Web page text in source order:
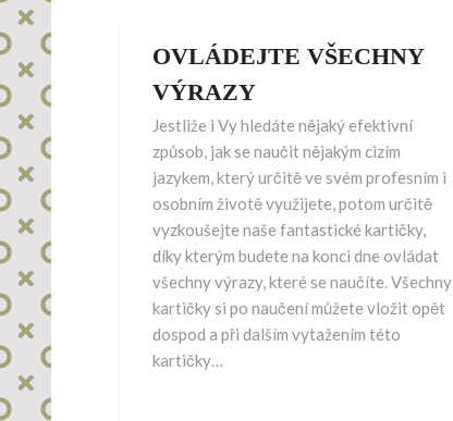
OVLÁDEJTE VŠECHNY
VÝRAZY
Jestliže i Vy hledáte nějaký efektivní
způsob, jak se naučit nějakým cizím
jazykem, který určitě ve svém profesním i
osobním životě využijete, potom určitě
vyzkoušejte naše fantastické kartičky,
díky kterým budete na konci dne ovládat
všechny výrazy, které se naučíte. Všechny
kartičky si po naučení můžete vložit opět
dospod a při dalším vytažením této
kartičky…